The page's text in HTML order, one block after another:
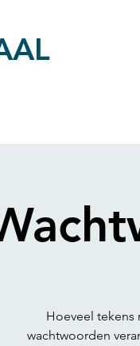
Hoeveel tekens
wachtwoorden